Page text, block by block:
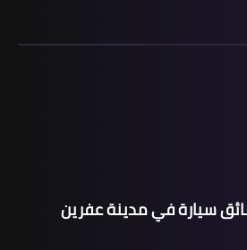
سيارة في مدينة عفرين